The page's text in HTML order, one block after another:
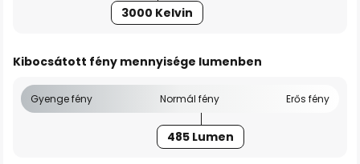
3000 Kelvin
Kibocsátott fény mennyisége lumenben
Gyenge fény Normál fény Erős fény
485 Lumen